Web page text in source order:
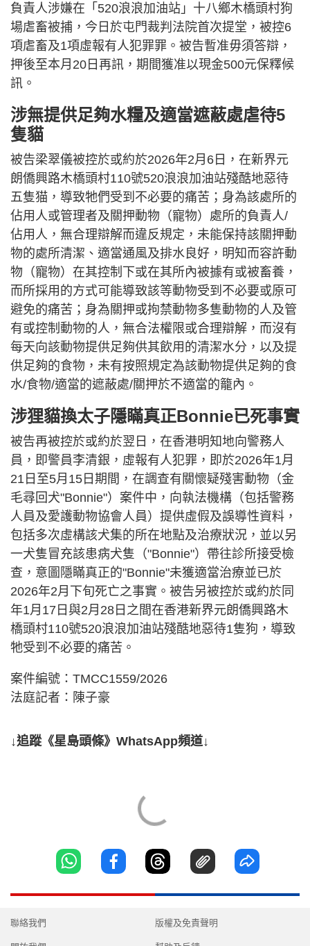
負責人涉嫌在「520浪浪加油站」十八鄉木橋頭村狗
場虐畜被捕，今日於屯門裁判法院首次提堂，被控6
項虐畜及1項虛報有人犯罪罪。被告暫准毋須答辯，
押後至本月20日再訊，期間獲准以現金500元保釋候
訊。
涉無提供足夠水糧及適當遮蔽處虐待5
隻貓
被告梁翠儀被控於或約於2026年2月6日，在新界元
朗僑興路木橋頭村110號520浪浪加油站殘酷地惡待
五隻猫，導致牠們受到不必要的痛苦；身為該處所的
佔用人或管理者及關押動物（寵物）處所的負責人/
佔用人，無合理辯解而違反規定，未能保持該關押動
物的處所清潔、適當通風及排水良好，明知而容許動
物（寵物）在其控制下或在其所內被據有或被畜養，
而所採用的方式可能導致該等動物受到不必要或原可
避免的痛苦；身為關押或拘禁動物多隻動物的人及管
有或控制動物的人，無合法權限或合理辯解，而沒有
每天向該動物提供足夠供其飲用的清潔水分，以及提
供足夠的食物，未有按照規定為該動物提供足夠的食
水/食物/適當的遮蔽處/關押於不適當的籠內。
涉狸貓換太子隱瞞真正Bonnie已死事實
被告再被控於或約於翌日，在香港明知地向警務人
員，即警員李清銀，虛報有人犯罪，即於2026年1月
21日至5月15日期間，在調查有關懷疑殘害動物（金
毛尋回犬"Bonnie"）案件中，向執法機構（包括警務
人員及愛護動物協會人員）提供虛假及誤導性資料，
包括多次虛構該犬集的所在地點及治療狀況，並以另
一犬隻冒充該患病犬隻（"Bonnie"）帶往診所接受檢
查，意圖隱瞞真正的"Bonnie"未獲適當治療並已於
2026年2月下旬死亡之事實。被告另被控於或約於同
年1月17日與2月28日之間在香港新界元朗僑興路木
橋頭村110號520浪浪加油站殘酷地惡待1隻狗，導致
牠受到不必要的痛苦。
案件編號：TMCC1559/2026
法庭記者：陳子豪
↓追蹤《星島頭條》WhatsApp頻道↓
聯絡我們 版權及免責聲明